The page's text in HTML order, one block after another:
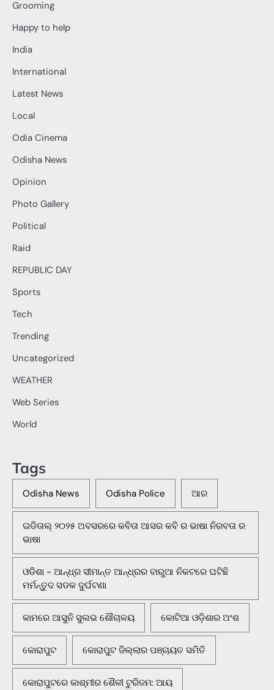
Grooming
Happy to help
India
International
Latest News
Local
Odia Cinema
Odisha News
Opinion
Photo Gallery
Political
Raid
REPUBLIC DAY
Sports
Tech
Trending
Uncategorized
WEATHER
Web Series
World
Tags
Odisha News Odisha Police ଆର
ଇଡିତାଲ୍ ୨୦୨୫ ଅବସରରେ କବିତା ଆସର କବି ର ଭାଷା ନିରବତା ର
ଭାଷା
ଓଡିଶା - ଆନ୍ଧ୍ର ସୀମାନ୍ତ ଆନ୍ଧ୍ରର ବାରୁଆ ନିକଟରେ ଘଟିଛି
ମର୍ମନ୍ତୁଦ ସଡକ ଦୁର୍ଘଟଣା
କାମରେ ଆସୁନି ସୁଲଭ ଶୌଚାଳୟ କୋଟିଆ ଓଡ଼ିଶାର ଅଂଶ
କୋରାପୁଟ କୋରାପୁଟ ଜିଲ୍ଲାର ପଞ୍ଚାୟତ ସମିତି
କୋରାପୁଟରେ କାଶ୍ମୀର ଶୈଳୀ ଟୁରିଜମ: ଆୟ